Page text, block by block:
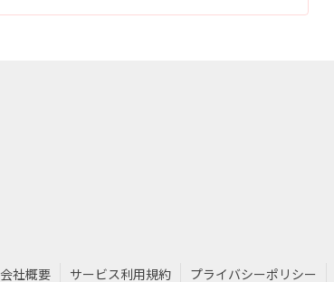
会社概要 サービス利用規約 プライバシーポリシー